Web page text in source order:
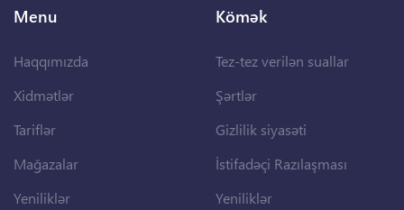
Menu
Haqqımızda
Xidmətlər
Tariflər
Mağazalar
Yeniliklər
Kömək
Tez-tez verilən suallar
Şərtlər
Gizlilik siyasəti
İstifadəçi Razılaşması
Yeniliklər